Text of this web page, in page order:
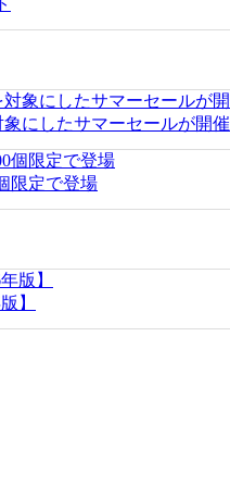
にしたサマーセールが開催
限定で登場
】